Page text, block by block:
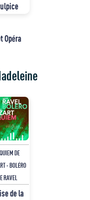
Opéra
DE
- BOLÉRO
RAVEL
de la